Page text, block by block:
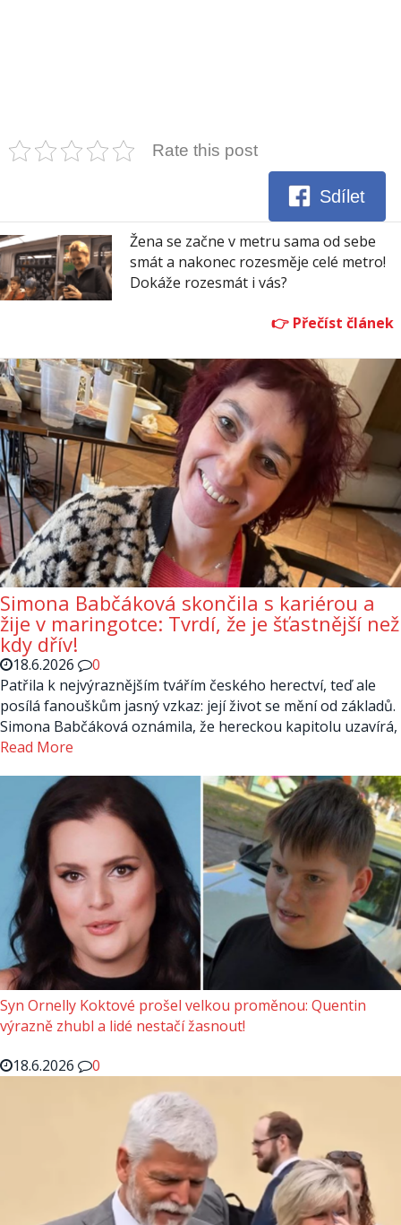
Rate this post
Sdílet
Žena se začne v metru sama od sebe
smát a nakonec rozesměje celé metro!
Dokáže rozesmát i vás?
Simona Babčáková skončila s kariérou a
žije v maringotce: Tvrdí, že je šťastnější než
kdy dřív!
18.6.2026
0
Patřila k nejvýraznějším tvářím českého herectví, teď ale
posílá fanouškům jasný vzkaz: její život se mění od základů.
Simona Babčáková oznámila, že hereckou kapitolu uzavírá,
Read More
Syn Ornelly Koktové prošel velkou proměnou: Quentin
výrazně zhubl a lidé nestačí žasnout!
18.6.2026
0